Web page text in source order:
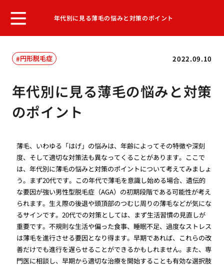
年代別に見る薄毛の悩みと対策のポイント
2022.09.10
円形脱毛症
年代別に見る薄毛の悩みと対策
のポイント
薄毛、いわゆる「はげ」の悩みは、年齢によってその特徴や深刻
度、そして適切な対策法も異なってくることがあります。ここで
は、年代別に薄毛の悩みと対策のポイントについて考えてみましょ
う。まず20代です。この年代で薄毛を意識し始める場合、遺伝的
な要因が強い男性型脱毛症（AGA）の初期段階である可能性が考え
られます。生え際の後退や頭頂部のつむじ周りの薄毛などが気にな
るサインです。20代での対策としては、まず生活習慣の見直しが
重要です。不規則な生活や偏った食事、睡眠不足、過度なストレス
は薄毛を進行させる要因となり得ます。早期であれば、これらの改
善だけでも進行を遅らせることができるかもしれません。また、専
門医に相談し、早期から適切な治療を開始することも有効な選択肢